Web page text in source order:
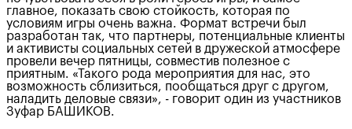
главное, показать свою стойкость, которая по
условиям игры очень важна. Формат встречи был
разработан так, что партнеры, потенциальные клиенты
и активисты социальных сетей в дружеской атмосфере
провели вечер пятницы, совместив полезное с
приятным. «Такого рода мероприятия для нас, это
возможность сблизиться, пообщаться друг с другом,
наладить деловые связи», - говорит один из участников
Зуфар БАШИКОВ.